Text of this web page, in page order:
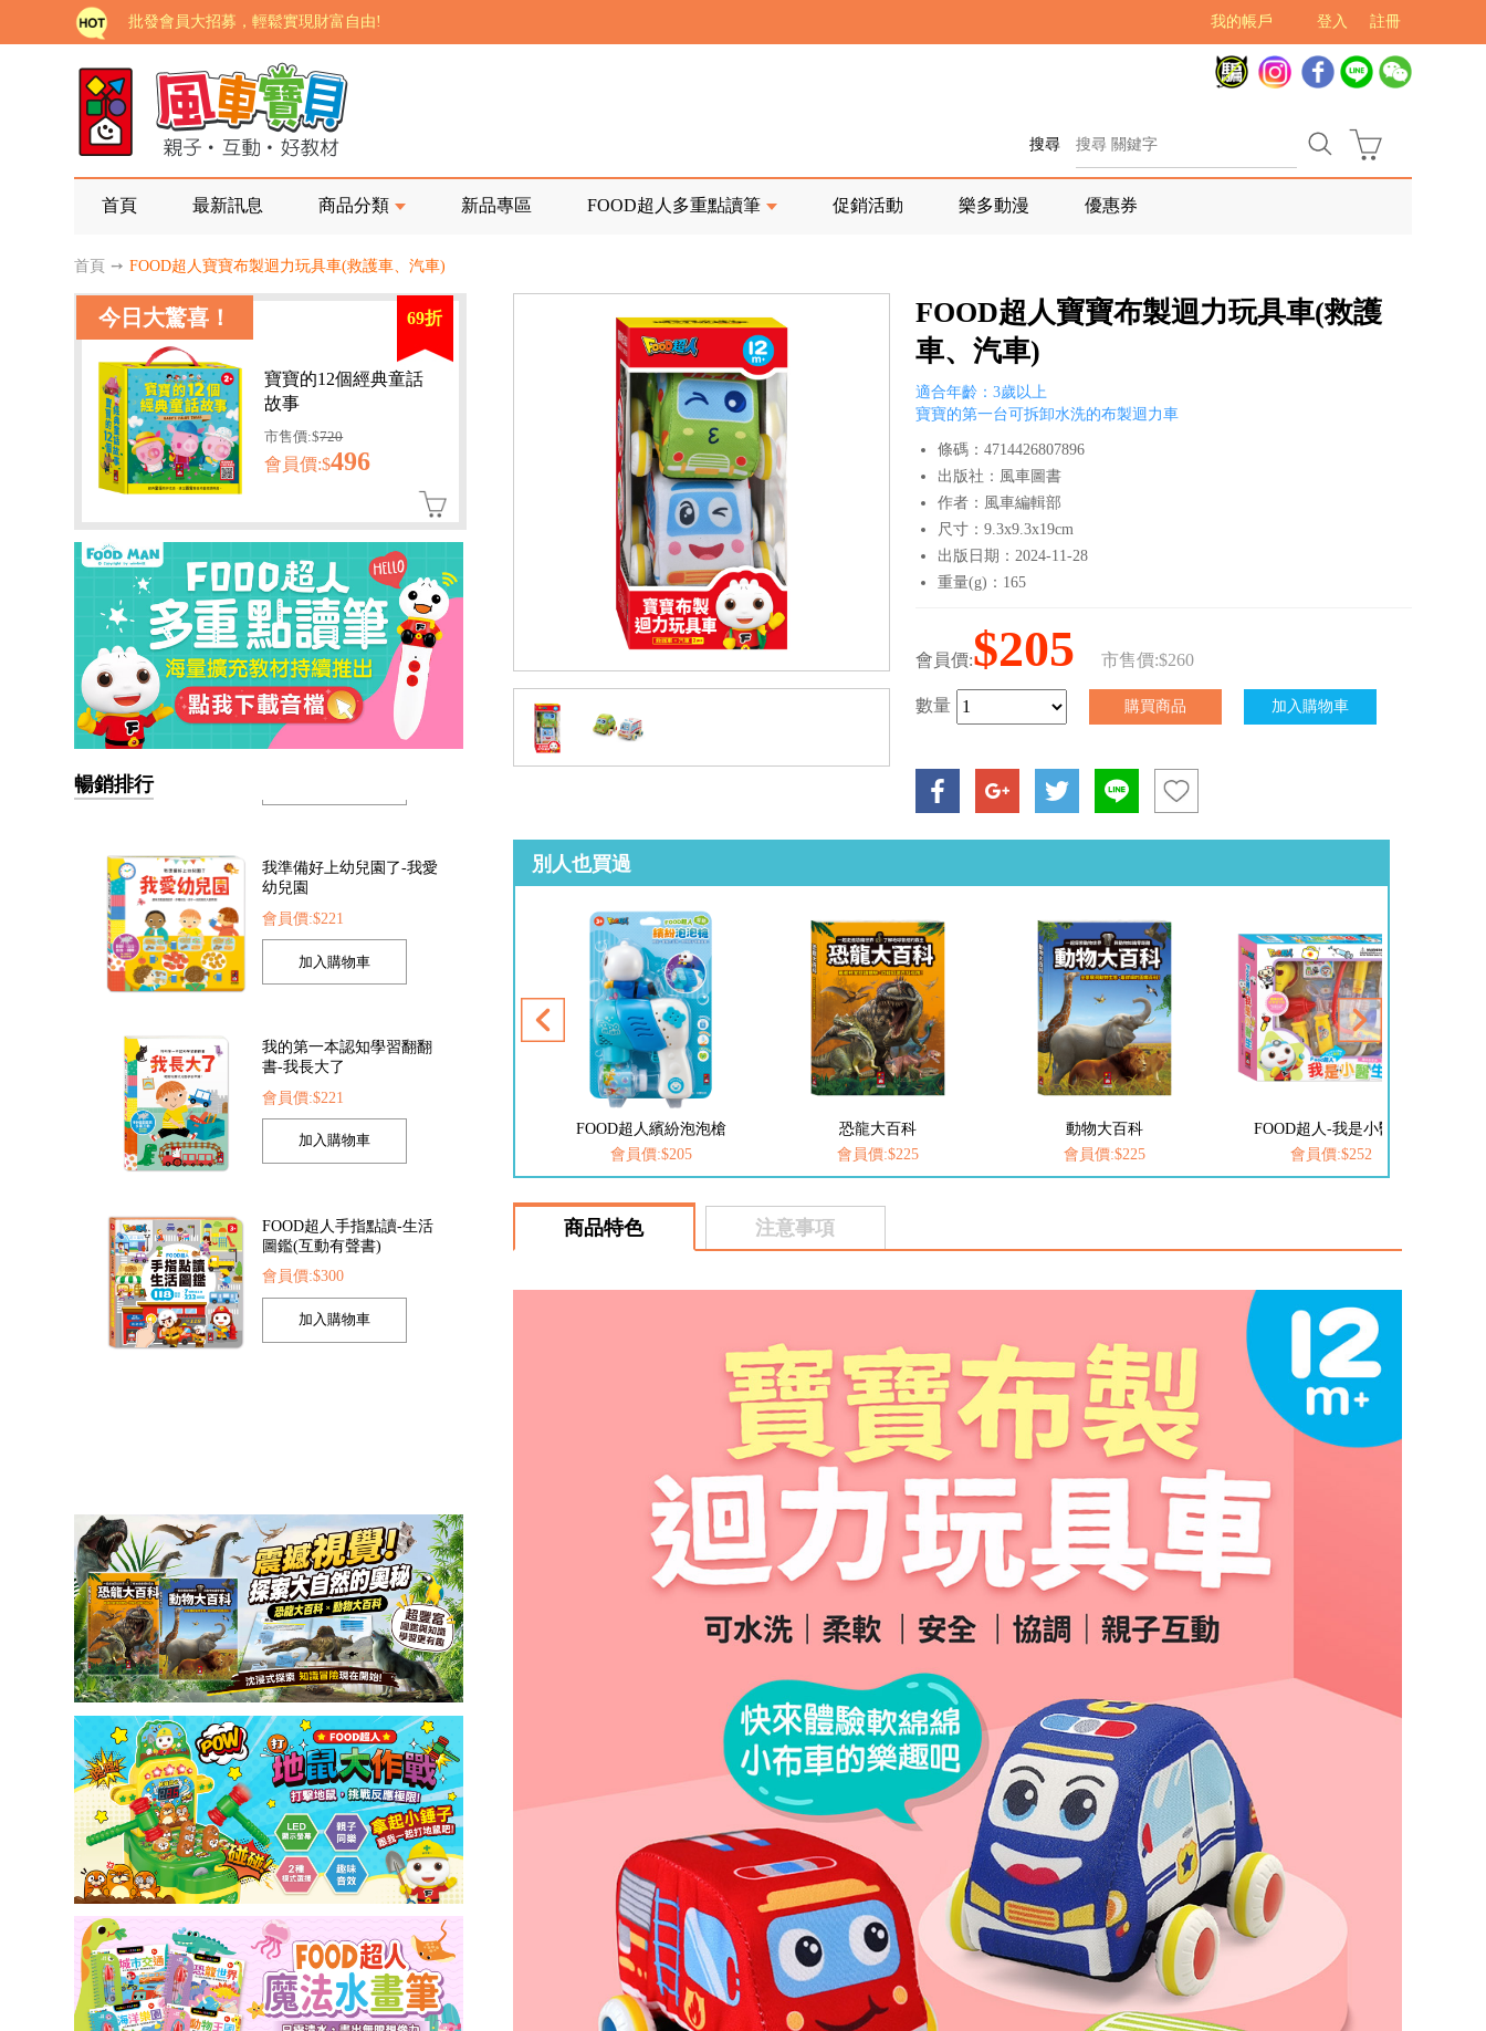
註冊
登入
我的帳戶
批發會員大招募，輕鬆實現財富自由!
如需更改或重開發票 需在訂單成立三天內通知客服 寄回發票需附上回郵郵票
老師您好!!幼教會員火熱招募中~
海外購物免煩惱！點我查看『海外購物流程說明』
家長樂了!「風車書版集團暨FOOD超人企業總部」目前正興建中!
老師您好!!幼教會員火熱招募中~
海外購物免煩惱！點我查看『海外購物流程說明』
搜尋
首頁 最新訊息 商品分類 新品專區 FOOD超人多重點讀筆 促銷活動 樂多動漫 優惠券
首頁 ➙ FOOD超人寶寶布製迴力玩具車(救護車、汽車)
今日大驚喜！ 69折
寶寶的12個經典童話
故事
市售價:$720
會員價:$496
暢銷排行
會員價:$221
會員價:$221
會員價:$300
FOOD超人寶寶布製迴力玩具車(救護
車、汽車)
適合年齡：3歲以上
寶寶的第一台可拆卸水洗的布製迴力車
條碼：4714426807896
出版社：風車圖書
作者：風車編輯部
尺寸：9.3x9.3x19cm
出版日期：2024-11-28
重量(g)：165
會員價:$205 市售價:$260
數量
別人也買過
FOOD超人夢幻泡泡槍
會員價:$205
恐龍大百科
會員價:$225
動物大百科
會員價:$225
FOOD超人-我是小醫生
會員價:$252
愛思考的小小孩(全套8冊)
會員價:$537
商品特色 注意事項